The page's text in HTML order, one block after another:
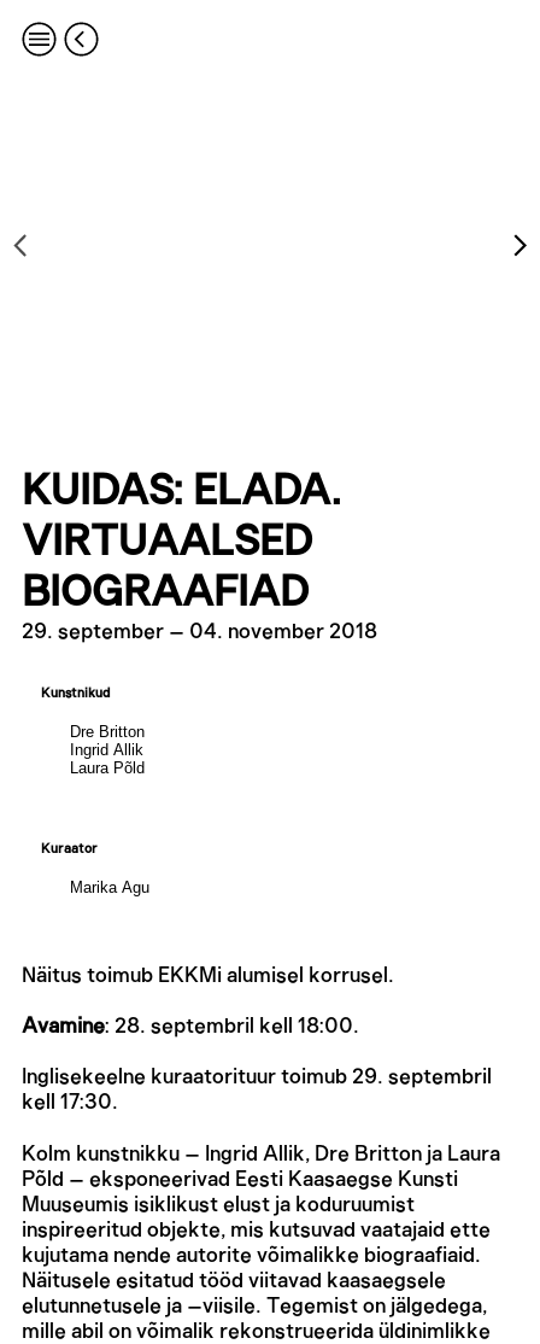
KUIDAS: ELADA.
VIRTUAALSED
BIOGRAAFIAD
29. september – 04. november 2018
Kunstnikud
Dre Britton
Ingrid Allik
Laura Põld
Kuraator
Marika Agu
Näitus toimub EKKMi alumisel korrusel.
Avamine: 28. septembril kell 18:00.
Inglisekeelne kuraatorituur toimub 29. septembril
kell 17:30.
Kolm kunstnikku – Ingrid Allik, Dre Britton ja Laura
Põld – eksponeerivad Eesti Kaasaegse Kunsti
Muuseumis isiklikust elust ja koduruumist
inspireeritud objekte, mis kutsuvad vaatajaid ette
kujutama nende autorite võimalikke biograafiaid.
Näitusele esitatud tööd viitavad kaasaegsele
elutunnetusele ja –viisile. Tegemist on jälgedega,
mille abil on võimalik rekonstrueerida üldinimlikke